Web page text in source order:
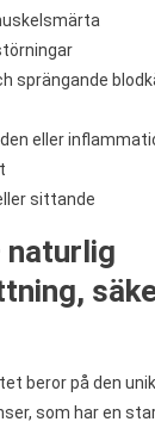
sprängande
eller
sittande
naturlig
beror på den
som har en